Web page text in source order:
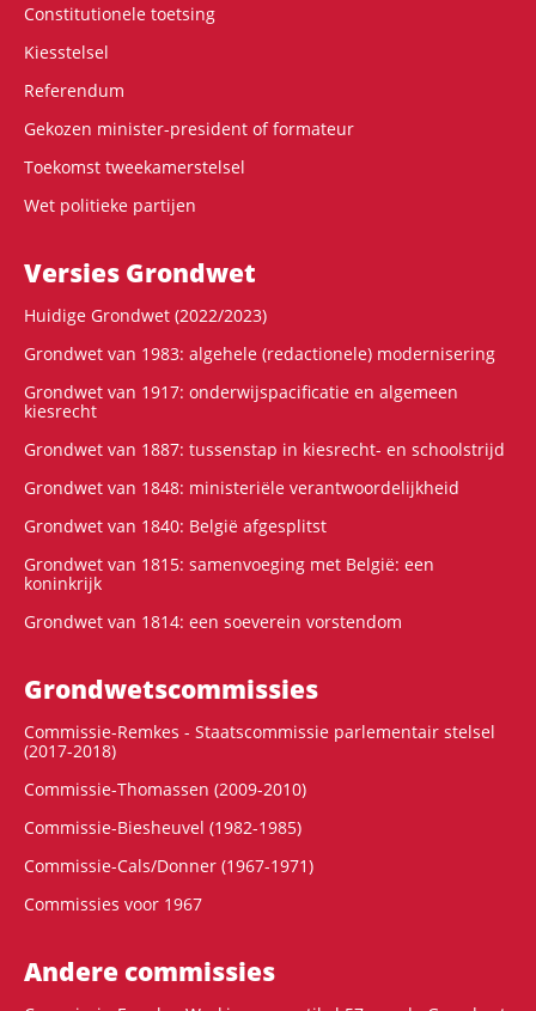
Constitutionele toetsing
Kiesstelsel
Referendum
Gekozen minister-president of formateur
Toekomst tweekamerstelsel
Wet politieke partijen
Versies Grondwet
Huidige Grondwet (2022/2023)
Grondwet van 1983: algehele (redactionele) modernisering
Grondwet van 1917: onderwijspacificatie en algemeen
kiesrecht
Grondwet van 1887: tussenstap in kiesrecht- en schoolstrijd
Grondwet van 1848: ministeriële verantwoordelijkheid
Grondwet van 1840: België afgesplitst
Grondwet van 1815: samenvoeging met België: een
koninkrijk
Grondwet van 1814: een soeverein vorstendom
Grondwets­commissies
Commissie-Remkes - Staatscommissie parlementair stelsel
(2017-2018)
Commissie-Thomassen (2009-2010)
Commissie-Biesheuvel (1982-1985)
Commissie-Cals/Donner (1967-1971)
Commissies voor 1967
Andere commissies